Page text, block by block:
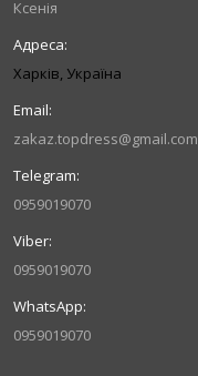
Ксенія
Харків, Україна
zakaz.topdress@gmail.com
0959019070
0959019070
0959019070